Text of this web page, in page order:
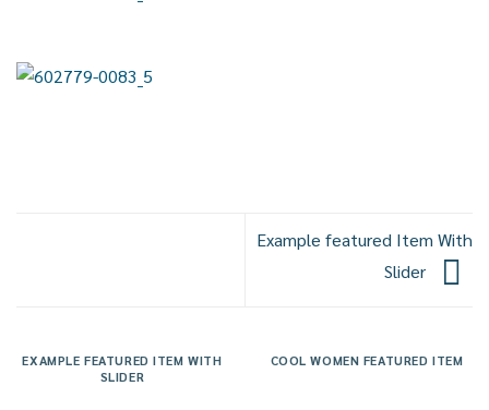
Example featured Item With
Slider
EXAMPLE FEATURED ITEM WITH
SLIDER
COOL WOMEN FEATURED ITEM